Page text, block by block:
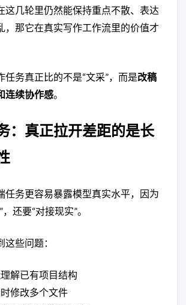
这几轮里仍然能保持重点不散、表达
，那它在真实写作工作流里的价值才
任务真正比的不是“文采”，而是改稿
连续协作感。
：真正拉开差距的是长
任务更容易暴露模型真实水平，因为
还要“对接现实”。
些问题：
解已有项目结构
修改多个文件